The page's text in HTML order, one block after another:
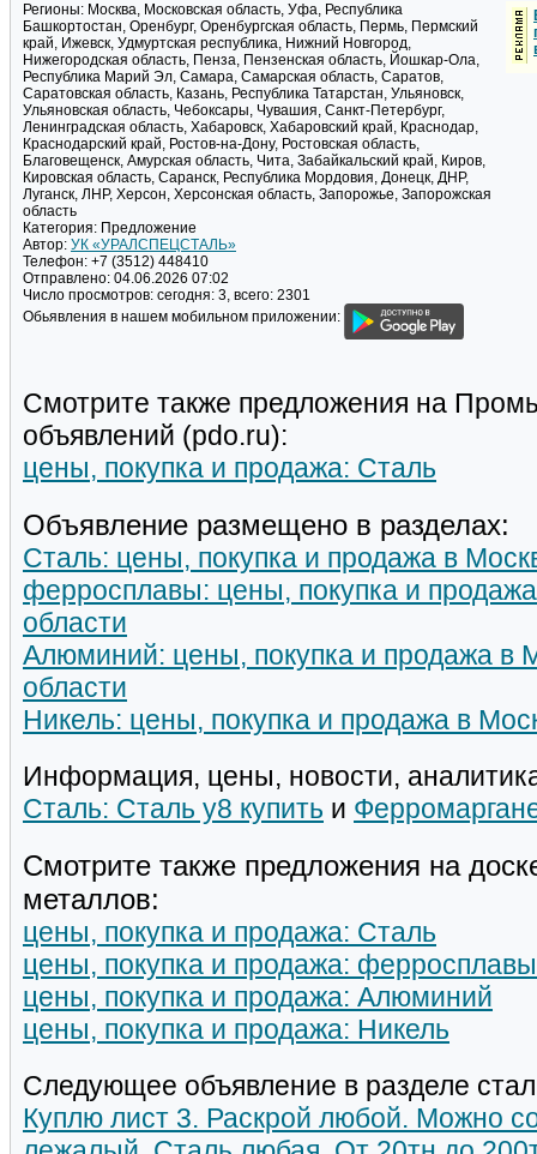
Регионы: Москва, Московская область, Уфа, Республика
Башкортостан, Оренбург, Оренбургская область, Пермь, Пермский
край, Ижевск, Удмуртская республика, Нижний Новгород,
Нижегородская область, Пенза, Пензенская область, Йошкар-Ола,
Республика Марий Эл, Самара, Самарская область, Саратов,
Саратовская область, Казань, Республика Татарстан, Ульяновск,
Ульяновская область, Чебоксары, Чувашия, Санкт-Петербург,
Ленинградская область, Хабаровск, Хабаровский край, Краснодар,
Краснодарский край, Ростов-на-Дону, Ростовская область,
Благовещенск, Амурская область, Чита, Забайкальский край, Киров,
Кировская область, Саранск, Республика Мордовия, Донецк, ДНР,
Луганск, ЛНР, Херсон, Херсонская область, Запорожье, Запорожская
область
Категория: Предложение
Автор: УК «УРАЛСПЕЦСТАЛЬ»
Телефон: +7 (3512) 448410
Отправлено: 04.06.2026 07:02
Число просмотров: сегодня: 3, всего: 2301
Обьявления в нашем мобильном приложении:
Смотрите также предложения на
объявлений (pdo.ru):
цены, покупка и продажа: Сталь
Объявление размещено в разделах:
Сталь: цены, покупка и продажа в
ферросплавы: цены, покупка и
области
Алюминий: цены, покупка и продажа в
области
Никель: цены, покупка и продажа в
Информация, цены, новости,
Сталь: Сталь у8 купить и
Смотрите также предложения на
металлов:
цены, покупка и продажа: Сталь
цены, покупка и продажа: ферросплавы
цены, покупка и продажа: Алюминий
цены, покупка и продажа: Никель
Следующее объявление в разделе
Куплю лист 3. Раскрой любой. Можно